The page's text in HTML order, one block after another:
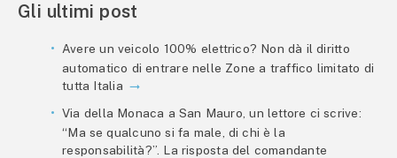
Gli ultimi post
Avere un veicolo 100% elettrico? Non dà il diritto
automatico di entrare nelle Zone a traffico limitato di
tutta Italia
Via della Monaca a San Mauro, un lettore ci scrive:
“Ma se qualcuno si fa male, di chi è la
responsabilità?”. La risposta del comandante